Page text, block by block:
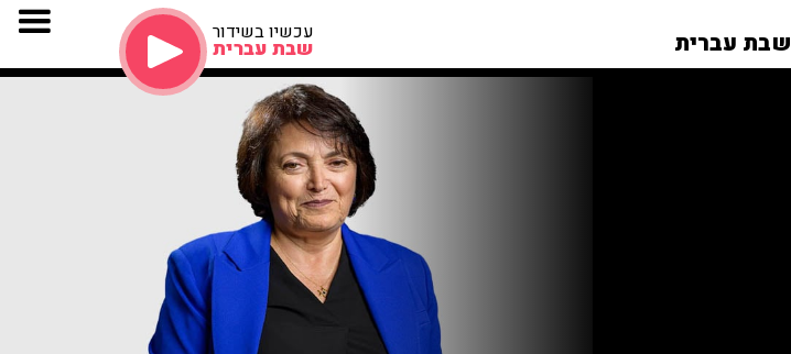
שבת עברית עכשיו בשידור
שבת עברית